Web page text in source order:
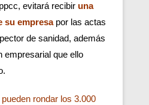
evitará recibir una
su empresa por las actas
de sanidad, además
empresarial que ello
rondar los 3.000